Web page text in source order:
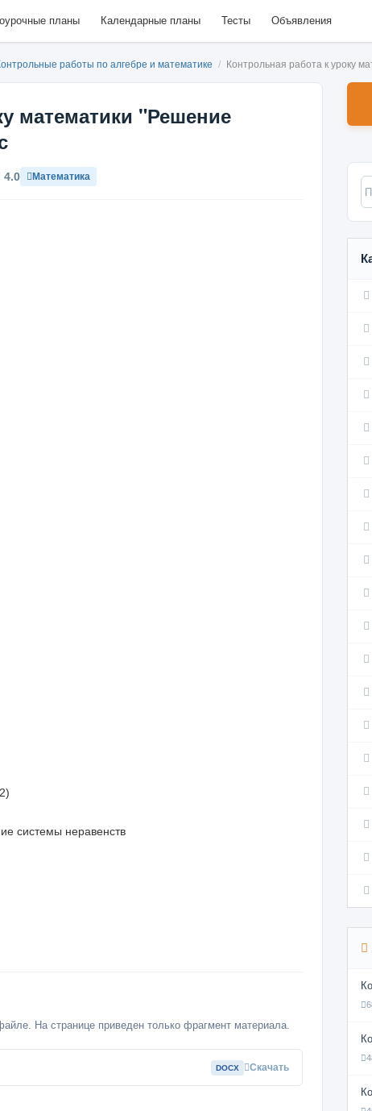
планы Календарные планы Тесты Объявления
работы по алгебре и математике / Контрольная работа к уроку
математики "Решение
4.0 Математика
системы неравенств
На странице приведен только фрагмент материала.
DOCX Скачать